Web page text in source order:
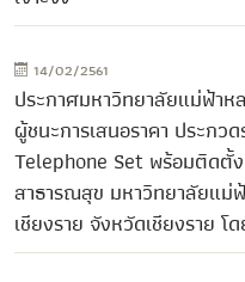
14/02/2561
ประกาศมหาวิทยาลัยแม่ฟ้าห
ผู้ชนะการเสนอราคา ประกว
Telephone Set พร้อมติดตั้
สาธารณสุข มหาวิทยาลัยแม่
เชียงราย จังหวัดเชียงราย โ